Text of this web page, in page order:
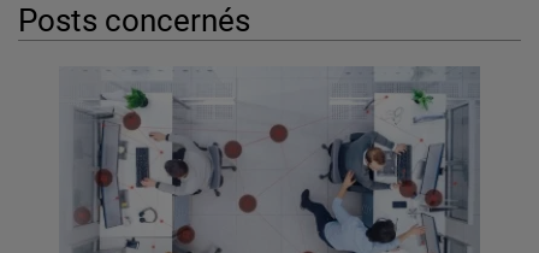
Posts concernés